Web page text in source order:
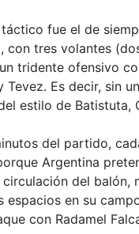
fue el de
con tres volantes
tridente ofensivo
Tevez. Es decir, sin
estilo de Batistuta,
del partido,
Argentina
del balón,
espacios en su
con Radamel